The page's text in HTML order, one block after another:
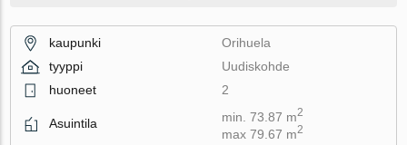
kaupunki
Orihuela
tyyppi
Uudiskohde
huoneet
2
Asuintila min. 73.87 m2
max 79.67 m2